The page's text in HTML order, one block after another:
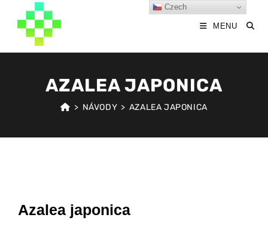
MENU
AZALEA JAPONICA
> NÁVODY > AZALEA JAPONICA
Azalea japonica
Czech